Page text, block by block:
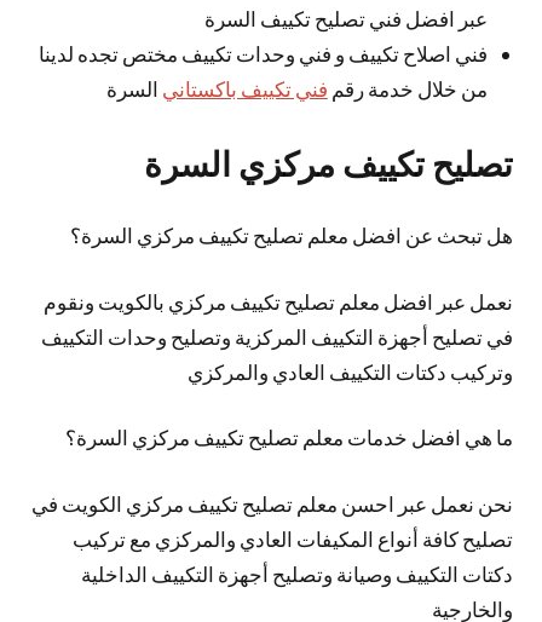
عبر افضل فني تصليح تكييف السرة
فني اصلاح تكييف و فني وحدات تكييف مختص تجده لدينا
من خلال خدمة رقم فني تكييف باكستاني السرة
تصليح تكييف مركزي السرة
هل تبحث عن افضل معلم تصليح تكييف مركزي السرة؟
نعمل عبر افضل معلم تصليح تكييف مركزي بالكويت ونقوم
في تصليح أجهزة التكييف المركزية وتصليح وحدات التكييف
وتركيب دكتات التكييف العادي والمركزي
ما هي افضل خدمات معلم تصليح تكييف مركزي السرة؟
نحن نعمل عبر احسن معلم تصليح تكييف مركزي الكويت في
تصليح كافة أنواع المكيفات العادي والمركزي مع تركيب
دكتات التكييف وصيانة وتصليح أجهزة التكييف الداخلية
والخارجية